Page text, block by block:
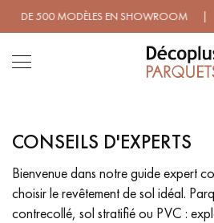
500 MODÈLES EN SHOWROOM |
LES RECHERCHES LES
PARQUET MASSIF
CONSEILS D'EXPERTS
Bienvenue dans notre guide expert
choisir le revêtement de sol idéal.
contrecollé, sol stratifié ou PVC :